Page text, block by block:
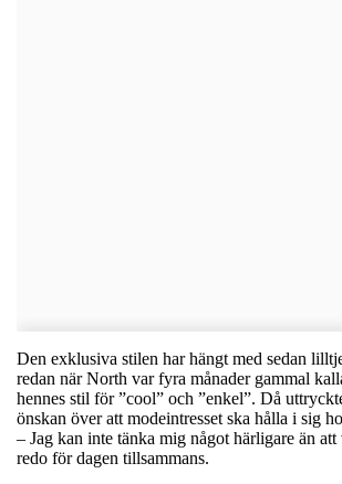
Den exklusiva stilen har hängt med sedan
redan när North var fyra månader gammal
hennes stil för ”cool” och ”enkel”. Då
önskan över att modeintresset ska hålla i sig
– Jag kan inte tänka mig något härligare än
redo för dagen tillsammans.